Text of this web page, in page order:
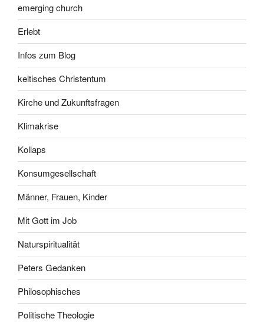
emerging church
Erlebt
Infos zum Blog
keltisches Christentum
Kirche und Zukunftsfragen
Klimakrise
Kollaps
Konsumgesellschaft
Männer, Frauen, Kinder
Mit Gott im Job
Naturspiritualität
Peters Gedanken
Philosophisches
Politische Theologie